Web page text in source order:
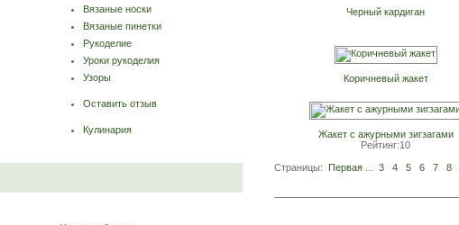
Вязаные носки
Вязаные пинетки
Рукоделие
Уроки рукоделия
Узоры
Оставить отзыв
Кулинария
Черный кардиган
Коричневый жакет
Жакет с ажурными зигзагами
Рейтинг:10
Страницы: Первая 3 4 5 6 7 8